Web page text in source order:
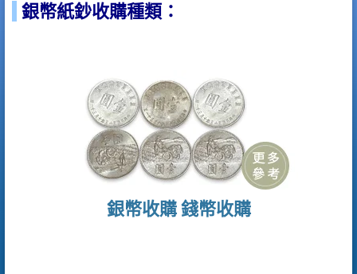
銀幣紙鈔收購種類：
銀幣收購錢幣收購